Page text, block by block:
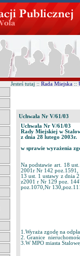
Jesteś tutaj :: Rada Miejska ::
Uchwała Nr V/61/03
Uchwała Nr V/61/03
Rady Miejskiej w
z dnia 28 lutego 2003r.
w sprawie wyrażenia
Na podstawie art. 18
2001r Nr 142
13 ust. 1 ustawy z dnia
z2001 r Nr 129 poz.
poz.1070,Nr
1.Wyraża zgodę na
2. Granice
3.W MPO miasta